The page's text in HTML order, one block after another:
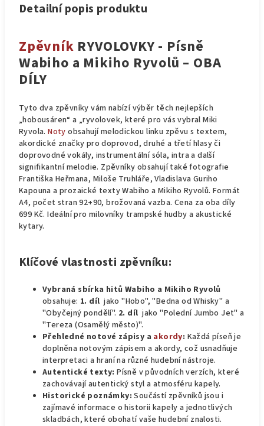
Detailní popis produktu
Zpěvník RYVOLOVKY - Písně
Wabiho a Mikiho Ryvolů – OBA
DÍLY
Tyto dva zpěvníky vám nabízí výběr těch nejlepších
„hobousáren“ a „ryvolovek, které pro vás vybral Miki
Ryvola.Noty obsahují melodickou linku zpěvu s textem,
akordické značky pro doprovod, druhé a třetí hlasy či
doprovodné vokály, instrumentální sóla, intra a další
signifikantní melodie. Zpěvníky obsahují také fotografie
Františka Heřmana, Miloše Truhláře, Vladislava Guriho
Kapouna a prozaické texty Wabiho a Mikiho Ryvolů. Formát
A4, počet stran 92+90, brožovaná vazba. Cena za oba díly
699 Kč. Ideální pro milovníky trampské hudby a akustické
kytary.
Klíčové vlastnosti zpěvníku:
Vybraná sbírka hitů Wabiho a Mikiho Ryvolů
obsahuje: 1. díl jako "Hobo", "Bedna od Whisky" a
"Obyčejný pondělí". 2. díl jako "Polední Jumbo Jet" a
"Tereza (Osamělý město)".
Přehledné notové zápisy a akordy: Každá píseň je
doplněna notovým zápisem a akordy, což usnadňuje
interpretaci a hraní na různé hudební nástroje.
Autentické texty: Písně v původních verzích, které
zachovávají autentický styl a atmosféru kapely.
Historické poznámky: Součástí zpěvníků jsou i
zajímavé informace o historii kapely a jednotlivých
skladbách, které obohatí vaše hudební znalosti.